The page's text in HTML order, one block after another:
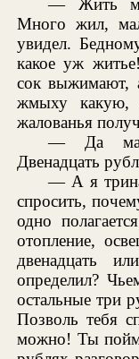
— Жить
Много жил,
увидел.
какое уж
сок выжимают,
жмыху какую,
жалованья
— Да
Двенадцать
— А я
спросить,
одно
отопление,
двенадцать
определил?
остальные три
Позволь тебя
можно! Ты